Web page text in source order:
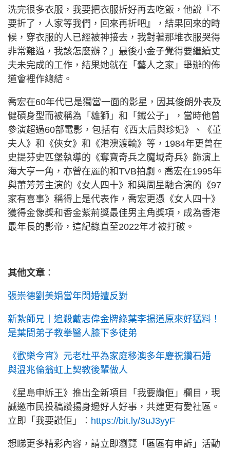
洗完很多衣服，我要把衣服折好再去吃飯，他說『不
要折了，人家等我們，回來再折吧』，結果回來的時
候，穿衣服的人已經被神接去，我對著那堆衣服哭得
非常難過，我該怎麼辦？」最後小金子覺得要繼續丈
夫未完成的工作，結果她就在「藝人之家」舉辦的佈
道會裡作總結。
喬宏在60年代已是獨當一面的影星，因其俊朗外表及
健碩身型而被稱為「雄獅」和「鐵公子」，當時他曾
參演超過60部電影，包括有《西太后與珍妃》、《董
夫人》和《俠女》和《港澳渡輪》等，1984年更曾在
史提芬史匹堡執導的《奪寶奇兵之魔域奇兵》飾演上
海大亨一角，亦曾在麗的和TVB拍劇。喬宏在1995年
與蕭芳芳主演的《女人四十》和與周星馳合演的《97
家有喜事》稱得上是代表作，喬宏更憑《女人四十》
獲得金像獎和香金紫荊獎最佳男主角獎項，成為香港
最年長的影帝，這紀錄直至2022年才被打破。
其他文章 ：
張崇德劉美娟當年閃婚遭反對
新紥師兄丨追殺戴志偉金牌綠葉李揚道原來好猛料！
是葉問弟子教拳醫人膝下多徒弟
《歡樂今宵》元老杜平為家庭移澳多年慶祝鑽石婚
與溫兆倫翁虹上契教後輩做人
《星島申訴王》推出全新項目「我要讚佢」欄目，現
誠邀市民投稿讚揚身邊好人好事，共建更有愛社區。
立即「我要讚佢」︰ https://bit.ly/3uJ3yyF
想睇更多精彩內容，請立即瀏覽「區區有申訴」活動